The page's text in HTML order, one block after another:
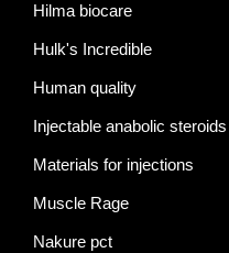
Hilma biocare
Hulk's Incredible
Human quality
Injectable anabolic steroids
Materials for injections
Muscle Rage
Nakure pct